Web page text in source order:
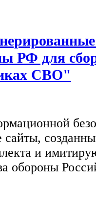
РФ для
СВО"
сайты,
и
обороны